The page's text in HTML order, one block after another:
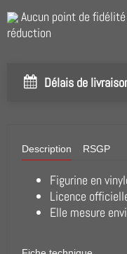
Aucun point de
réduction
Délais de
Description RSGP
Figurine en
Licence
Elle mesure